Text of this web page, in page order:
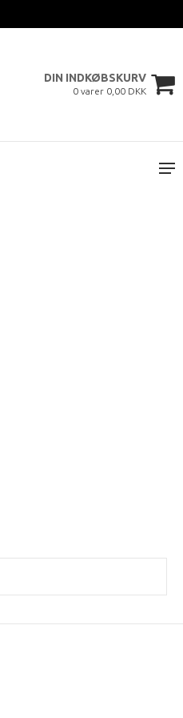
DIN INDKØBSKURV
0 varer 0,00 DKK